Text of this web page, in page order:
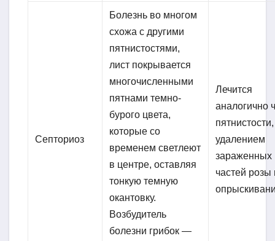
Септориоз
Болезнь во многом
схожа с другими
пятнистостями,
лист покрывается
многочисленными
пятнами темно-
бурого цвета,
которые со
временем светлеют
в центре, оставляя
тонкую темную
окантовку.
Возбудитель
болезни грибок —
Лечится
аналогично
пятнистости,
удалением
зараженных
частей розы